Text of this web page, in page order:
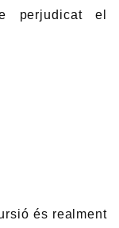
perjudicat el
és realment